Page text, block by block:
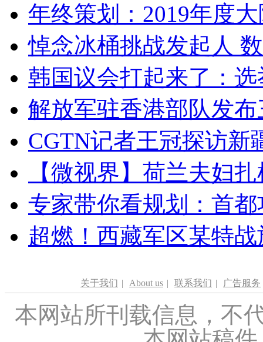
年终策划：2019年度
悼念冰桶挑战发起人
韩国议会打起来了：
解放军驻香港部队发
CGTN记者王冠探访新
【微视界】荷兰夫妇
专家带你看规划：首
超燃！西藏军区某特
关于我们 | About us | 联系我们 | 广告服务
本网站所刊载信息，不